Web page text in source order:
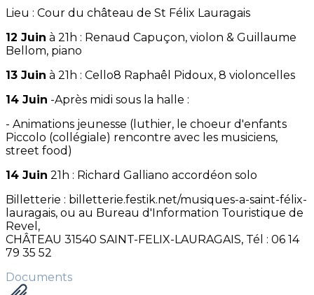
Lieu : Cour du château de St Félix Lauragais
12 Juin à 21h : Renaud Capuçon, violon & Guillaume
Bellom, piano
13 Juin à 21h : Cello8 Raphaêl Pidoux, 8 violoncelles
14 Juin -Après midi sous la halle :
- Animations jeunesse (luthier, le choeur d'enfants
Piccolo (collégiale) rencontre avec les musiciens,
street food)
14 Juin 21h : Richard Galliano accordéon solo
Billetterie : billetterie.festik.net/musiques-a-saint-félix-
lauragais, ou au Bureau d'Information Touristique de
Revel,
CHÂTEAU 31540 SAINT-FELIX-LAURAGAIS, Tél : 06 14
79 35 52
Documents